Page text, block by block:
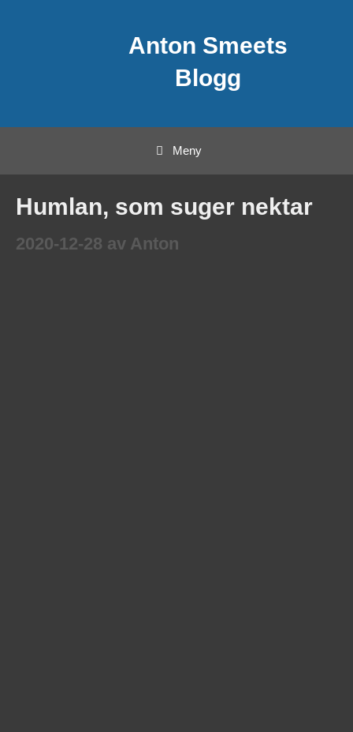
Anton Smeets
Blogg
Meny
Humlan, som suger nektar
2020-12-28 av Anton